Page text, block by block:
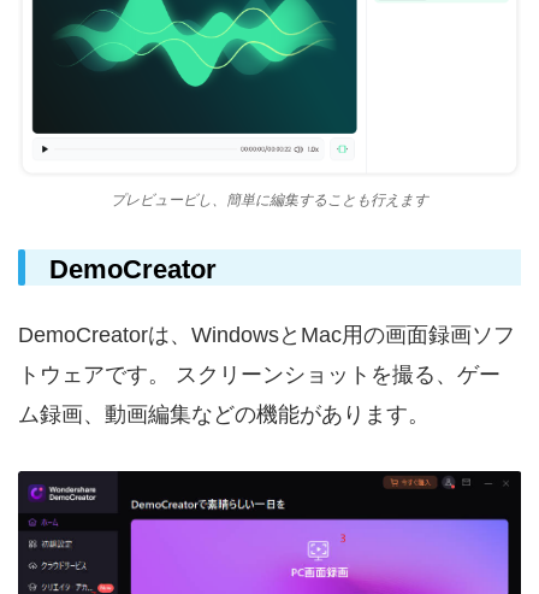
プレビュービし、簡単に編集することも行えます
DemoCreator
DemoCreatorは、WindowsとMac用の画面録画ソフ
トウェアです。 スクリーンショットを撮る、ゲー
ム録画、動画編集などの機能があります。